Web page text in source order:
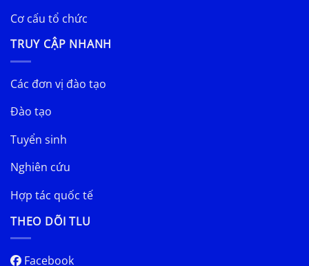
Cơ cấu tổ chức
TRUY CẬP NHANH
Các đơn vị đào tạo
Đào tạo
Tuyển sinh
Nghiên cứu
Hợp tác quốc tế
THEO DÕI TLU
Facebook